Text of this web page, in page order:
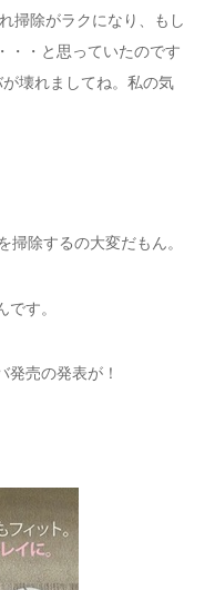
掃除がラクになり、もし
・・と思っていたのです
壊れましてね。私の気
掃除するの大変だもん。
す。
売の発表が！